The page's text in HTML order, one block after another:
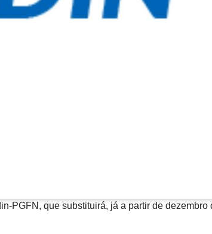
PGFN, que substituirá, já a partir de dezembro